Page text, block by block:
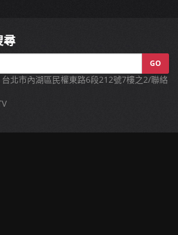
尋
GO
北市內湖區民權東路6段212號7樓之2/聯絡